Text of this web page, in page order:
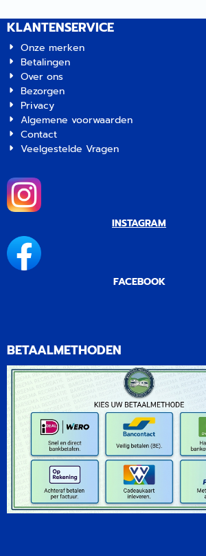
KLANTENSERVICE
Onze merken
Betalingen
Over ons
Bezorgen
Privacy
Algemene voorwaarden
Contact
Veelgestelde Vragen
INSTAGRAM
FACEBOOK
BETAALMETHODEN